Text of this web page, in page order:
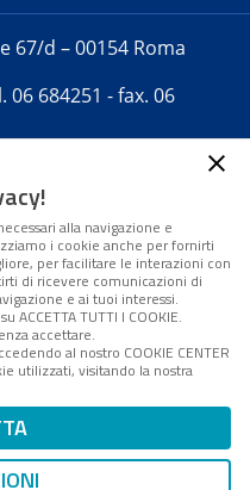
67/d – 00154 Roma
06 684251 - fax. 06
telematica iscritta
Tribunale di Roma -
Direttore resp. Michela
a Direzione e
S.p.A. - FPA s.r.l.
di management
- R.E.A. Roma
AWS
sito
alla navigazione e
i cookie anche per fornirti
per facilitare le interazioni con
di ricevere comunicazioni di
e ai tuoi interessi.
TUTTI I COOKIE.
accettare.
al nostro COOKIE CENTER
utilizzati, visitando la nostra